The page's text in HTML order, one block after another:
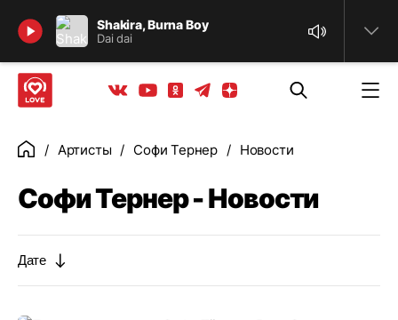
Shakira, Burna Boy
Dai dai
Найти
Вконтакте
YoutubeОдноклассники
ТелеграмЯндекс дзен
ГлавнаяАртисты Софи Тернер Новости
Софи Тернер - Новости
Дате